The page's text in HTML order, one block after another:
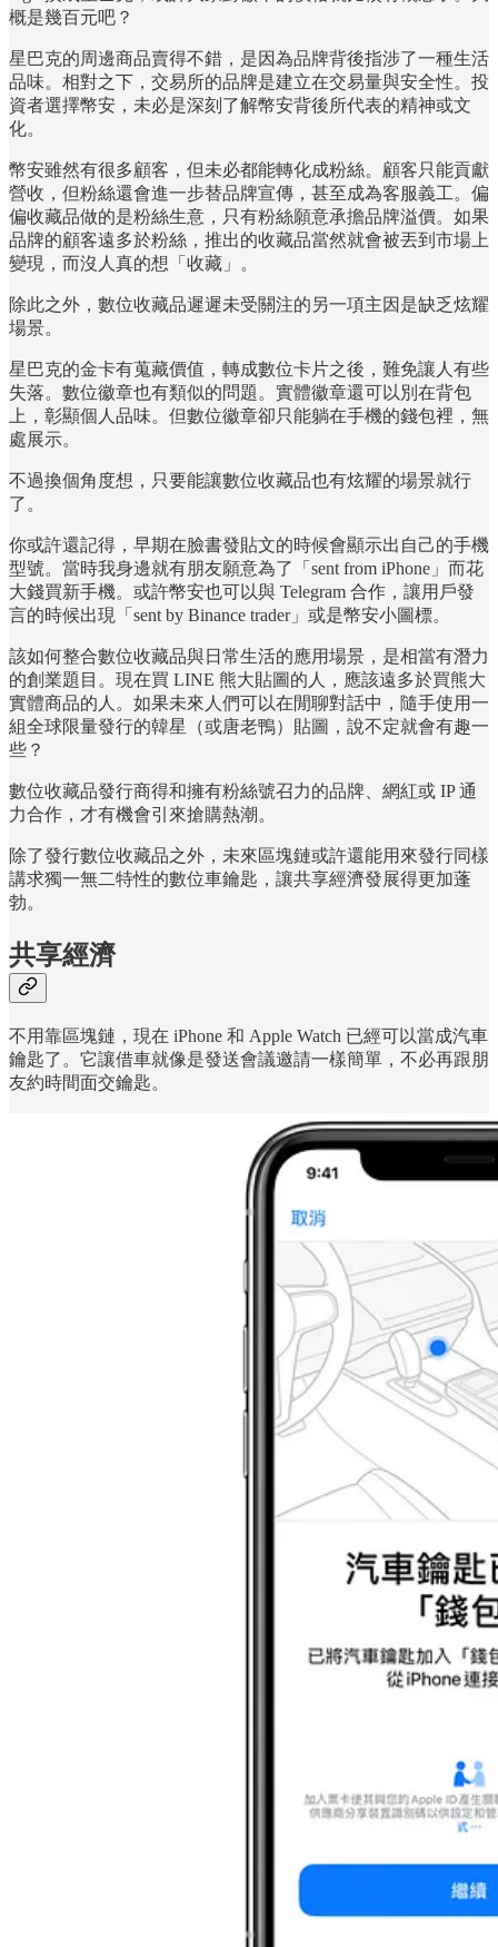
概是幾百元吧？
星巴克的周邊商品賣得不錯，是因為品牌背後指涉了一種生活
品味。相對之下，交易所的品牌是建立在交易量與安全性。投
資者選擇幣安，未必是深刻了解幣安背後所代表的精神或文
化。
幣安雖然有很多顧客，但未必都能轉化成粉絲。顧客只能貢獻
營收，但粉絲還會進一步替品牌宣傳，甚至成為客服義工。偏
偏收藏品做的是粉絲生意，只有粉絲願意承擔品牌溢價。如果
品牌的顧客遠多於粉絲，推出的收藏品當然就會被丟到市場上
變現，而沒人真的想「收藏」。
除此之外，數位收藏品遲遲未受關注的另一項主因是缺乏炫耀
場景。
星巴克的金卡有蒐藏價值，轉成數位卡片之後，難免讓人有些
失落。數位徽章也有類似的問題。實體徽章還可以別在背包
上，彰顯個人品味。但數位徽章卻只能躺在手機的錢包裡，無
處展示。
不過換個角度想，只要能讓數位收藏品也有炫耀的場景就行
了。
你或許還記得，早期在臉書發貼文的時候會顯示出自己的手機
型號。當時我身邊就有朋友願意為了「sent from iPhone」而花
大錢買新手機。或許幣安也可以與 Telegram 合作，讓用戶發
言的時候出現「sent by Binance trader」或是幣安小圖標。
該如何整合數位收藏品與日常生活的應用場景，是相當有潛力
的創業題目。現在買 LINE 熊大貼圖的人，應該遠多於買熊大
實體商品的人。如果未來人們可以在閒聊對話中，隨手使用一
組全球限量發行的韓星（或唐老鴨）貼圖，說不定就會有趣一
些？
數位收藏品發行商得和擁有粉絲號召力的品牌、網紅或 IP 通
力合作，才有機會引來搶購熱潮。
除了發行數位收藏品之外，未來區塊鏈或許還能用來發行同樣
講求獨一無二特性的數位車鑰匙，讓共享經濟發展得更加蓬
勃。
共享經濟
不用靠區塊鏈，現在 iPhone 和 Apple Watch 已經可以當成汽車
鑰匙了。它讓借車就像是發送會議邀請一樣簡單，不必再跟朋
友約時間面交鑰匙。